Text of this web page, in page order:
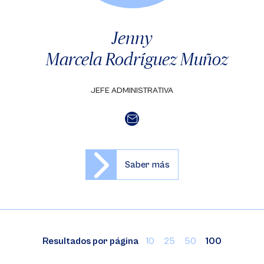
Jenny
Marcela Rodríguez Muñoz
JEFE ADMINISTRATIVA
Saber más
Resultados por página 10 25 50 100